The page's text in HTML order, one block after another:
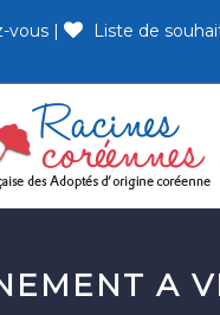
vous | Liste de
A